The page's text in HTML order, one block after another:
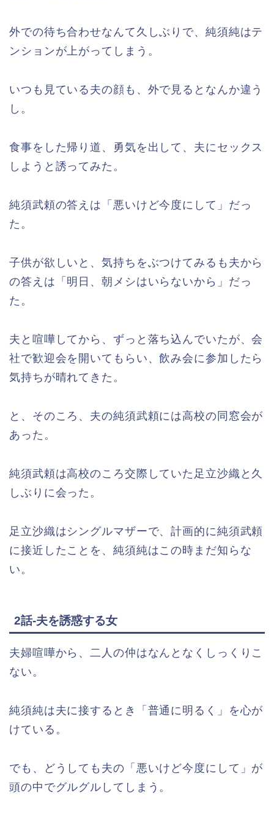
外での待ち合わせなんて久しぶりで、純須純はテ
ンションが上がってしまう。
いつも見ている夫の顔も、外で見るとなんか違う
し。
食事をした帰り道、勇気を出して、夫にセックス
しようと誘ってみた。
純須武頼の答えは「悪いけど今度にして」だっ
た。
子供が欲しいと、気持ちをぶつけてみるも夫から
の答えは「明日、朝メシはいらないから」だっ
た。
夫と喧嘩してから、ずっと落ち込んでいたが、会
社で歓迎会を開いてもらい、飲み会に参加したら
気持ちが晴れてきた。
と、そのころ、夫の純須武頼には高校の同窓会が
あった。
純須武頼は高校のころ交際していた足立沙織と久
しぶりに会った。
足立沙織はシングルマザーで、計画的に純須武頼
に接近したことを、純須純はこの時まだ知らな
い。
2話-夫を誘惑する女
夫婦喧嘩から、二人の仲はなんとなくしっくりこ
ない。
純須純は夫に接するとき「普通に明るく」を心が
けている。
でも、どうしても夫の「悪いけど今度にして」が
頭の中でグルグルしてしまう。